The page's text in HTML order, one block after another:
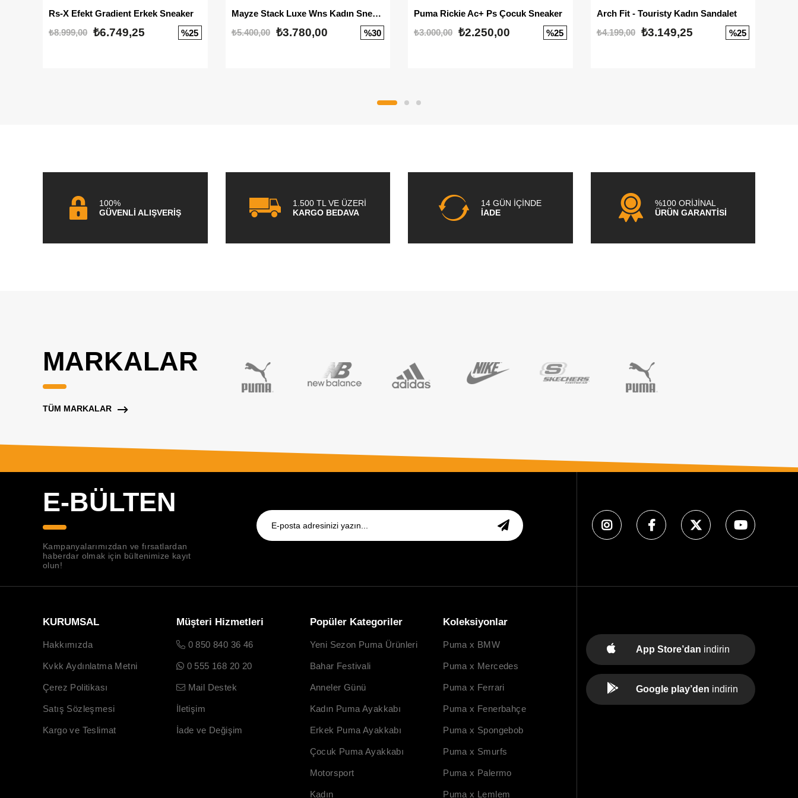
Rs-X Efekt Gradient Erkek Sneaker
₺8.999,00 ₺6.749,25 %25
Mayze Stack Luxe Wns Kadın Sneaker
₺5.400,00
₺3.780,00 %30
Puma Rickie Ac+ Ps Çocuk Sneaker
₺3.000,00 ₺2.250,00 %25
Arch Fit - Touristy Kadın Sandalet
₺4.199,00
₺3.149,25 %25
100%
GÜVENLİ ALIŞVERİŞ
1.500 TL VE ÜZERİ
KARGO BEDAVA
14 GÜN İÇİNDE
İADE
%100 ORİJİNAL
ÜRÜN GARANTİSİ
MARKALAR
TÜM MARKALAR
E-BÜLTEN
Kampanyalarımızdan ve fırsatlardan
haberdar olmak için bültenimize kayıt
olun!
KURUMSAL
Hakkımızda
Kvkk Aydınlatma Metni
Çerez Politikası
Satış Sözleşmesi
Kargo ve Teslimat
Müşteri Hizmetleri
0 850 840 36 46
0 555 168 20 20
Mail Destek
İletişim
İade ve Değişim
Popüler Kategoriler
Yeni Sezon Puma Ürünleri
Bahar Festivali
Anneler Günü
Kadın Puma Ayakkabı
Erkek Puma Ayakkabı
Çocuk Puma Ayakkabı
Motorsport
Kadın
Koleksiyonlar
Puma x BMW
Puma x Mercedes
Puma x Ferrari
Puma x Fenerbahçe
Puma x Spongebob
Puma x Smurfs
Puma x Palermo
Puma x Lemlem
App Store’dan indirin
Google play’den indirin